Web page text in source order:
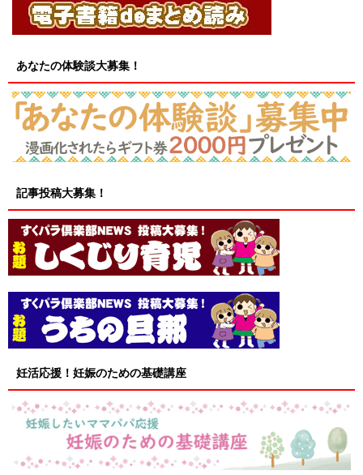
あなたの体験談大募集！
記事投稿大募集！
妊活応援！妊娠のための基礎講座